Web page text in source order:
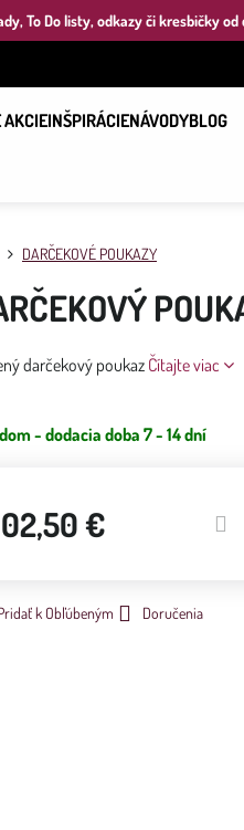
To Do listy, odkazy či kresbičky od
INŠPIRÁCIENÁVODYBLOG
DARČEKOVÉ POUKAZY
darčekový poukaz Čítajte viac
- dodacia doba 7 - 14 dní
€
k Obľúbeným Doručenia